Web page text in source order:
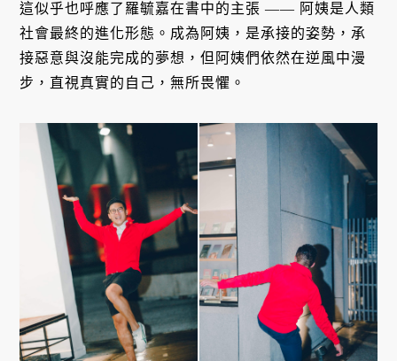
這似乎也呼應了羅毓嘉在書中的主張 —— 阿姨是人類
社會最終的進化形態。成為阿姨，是承接的姿勢，承
接惡意與沒能完成的夢想，但阿姨們依然在逆風中漫
步，直視真實的自己，無所畏懼。